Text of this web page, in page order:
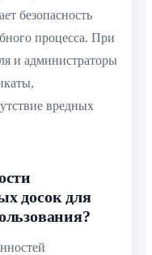
безопасность
процесса. При
и администраторы
вредных
досок для